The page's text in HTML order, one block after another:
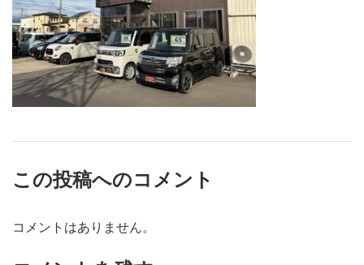
この投稿へのコメント
コメントはありません。